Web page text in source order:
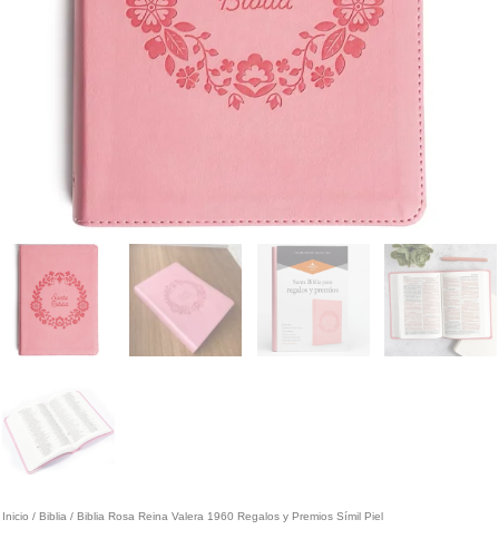
Inicio / Biblia / Biblia Rosa Reina Valera 1960 Regalos y Premios Símil Piel